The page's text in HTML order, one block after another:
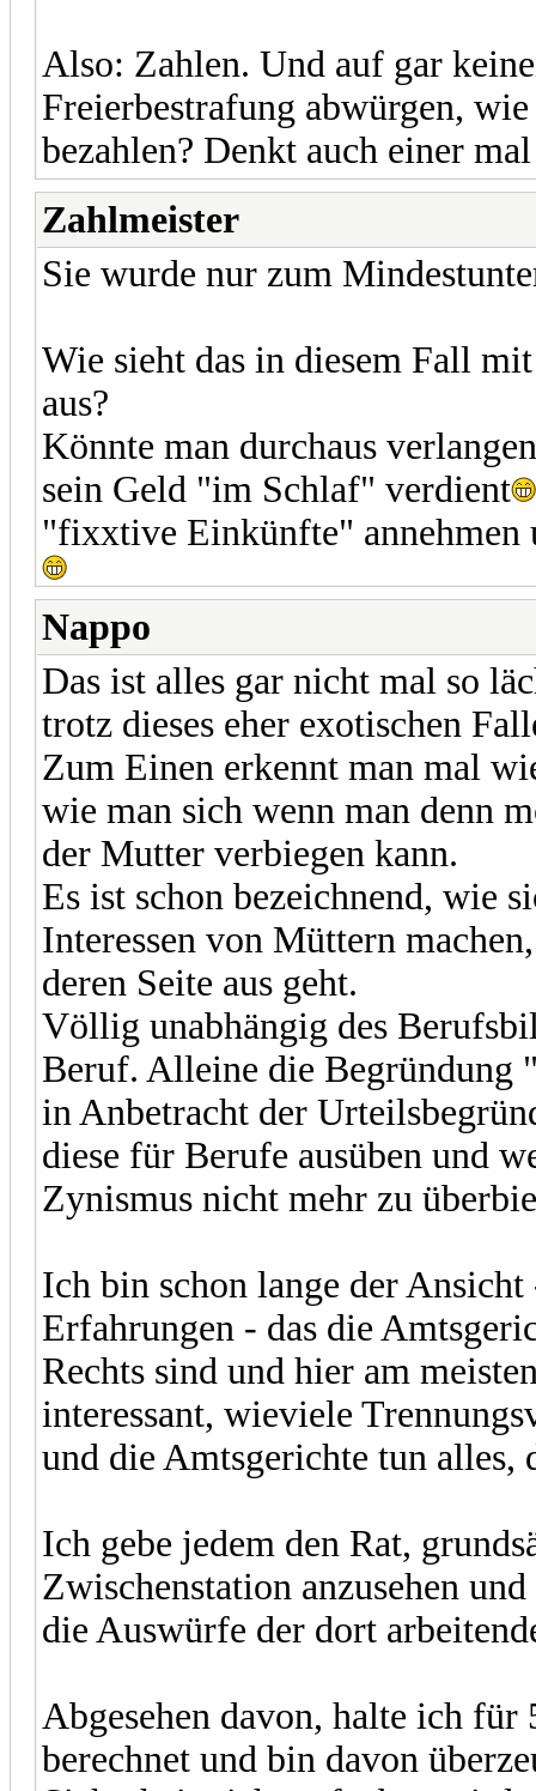
Also: Zahlen. Und auf gar
Freierbestrafung abwürgen,
bezahlen? Denkt auch einer
Zahlmeister
Sie wurde nur zum
Wie sieht das in diesem Fall
aus?
Könnte man durchaus
sein Geld "im Schlaf" verdient
"fixxtive Einkünfte" annehmen
Nappo
Das ist alles gar nicht mal so
trotz dieses eher exotischen
Zum Einen erkennt man mal
wie man sich wenn man denn
der Mutter verbiegen kann.
Es ist schon bezeichnend, wie
Interessen von Müttern
deren Seite aus geht.
Völlig unabhängig des
Beruf. Alleine die Begründung
in Anbetracht der
diese für Berufe ausüben und
Zynismus nicht mehr zu
Ich bin schon lange der
Erfahrungen - das die
Rechts sind und hier am
interessant, wieviele
und die Amtsgerichte tun alles,
Ich gebe jedem den Rat,
Zwischenstation anzusehen
die Auswürfe der dort
Abgesehen davon, halte ich
berechnet und bin davon